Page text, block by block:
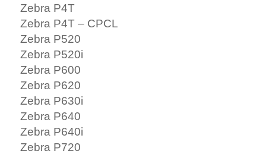
Zebra P4T
Zebra P4T – CPCL
Zebra P520
Zebra P520i
Zebra P600
Zebra P620
Zebra P630i
Zebra P640
Zebra P640i
Zebra P720